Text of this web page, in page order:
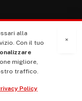
×
alla
Con il tuo
migliore,
traffico.
Policy